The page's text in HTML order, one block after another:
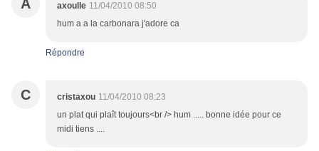
A axoulle 11/04/2010 08:50
hum a a la carbonara j'adore ca
Répondre
C cristaxou 11/04/2010 08:23
un plat qui plaît toujours<br /> hum ..... bonne idée pour ce
midi tiens ....